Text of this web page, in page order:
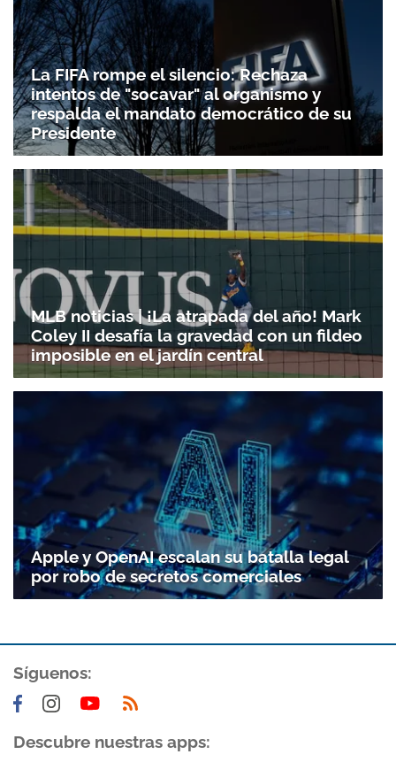
Gracias por suscribirte a nuestro boletín.
La FIFA rompe el silencio: Rechaza
intentos de "socavar" al organismo y
respalda el mandato democrático de su
Presidente
MLB noticias | ¡La atrapada del año! Mark
Coley II desafía la gravedad con un fildeo
imposible en el jardín central
Apple y OpenAI escalan su batalla legal
por robo de secretos comerciales
Síguenos:
Descubre nuestras apps: